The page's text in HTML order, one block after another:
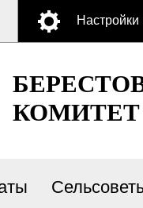
Настройки
КОМИТЕТ